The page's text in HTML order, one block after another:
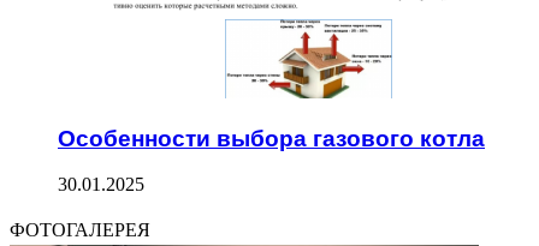
Особенности выбора газового котла
30.01.2025
ФОТОГАЛЕРЕЯ